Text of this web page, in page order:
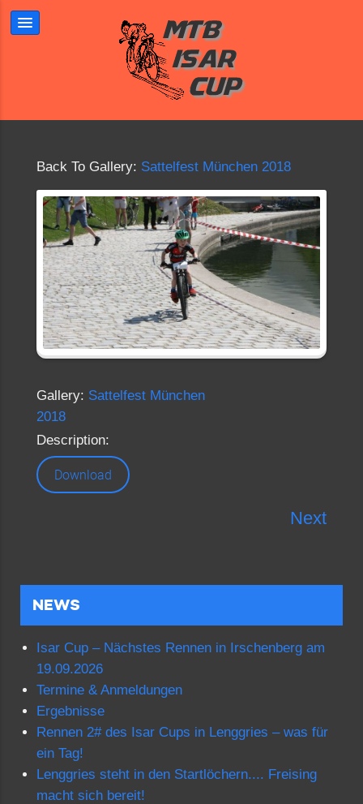
Back To Gallery: Sattelfest München 2018
Gallery: Sattelfest München
2018
Description:
Download
Next
NEWS
Isar Cup – Nächstes Rennen in Irschenberg am
19.09.2026
Termine & Anmeldungen
Ergebnisse
Rennen 2# des Isar Cups in Lenggries – was für
ein Tag!
Lenggries steht in den Startlöchern.... Freising
macht sich bereit!